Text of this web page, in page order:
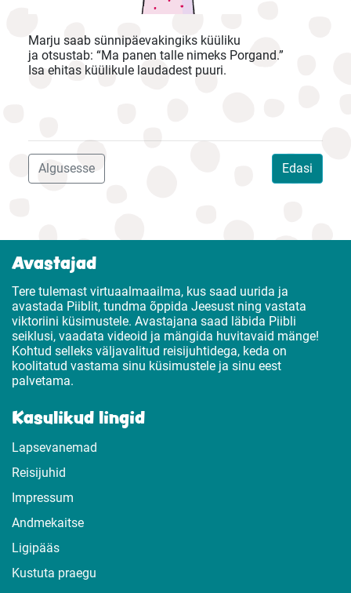
Marju saab sünnipäevakingiks küüliku
ja otsustab: “Ma panen talle nimeks Porgand.”
Isa ehitas küülikule laudadest puuri.
Edasi
Algusesse
Avastajad
Tere tulemast virtuaalmaailma, kus saad uurida ja
avastada Piiblit, tundma õppida Jeesust ning vastata
viktoriini küsimustele. Avastajana saad läbida Piibli
seiklusi, vaadata videoid ja mängida huvitavaid mänge!
Kohtud selleks väljavalitud reisijuhtidega, keda on
koolitatud vastama sinu küsimustele ja sinu eest
palvetama.
Kasulikud lingid
Lapsevanemad
Reisijuhid
Impressum
Andmekaitse
Ligipääs
Kustuta praegu